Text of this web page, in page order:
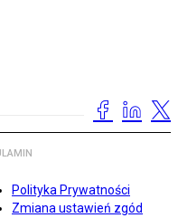
Polityka Prywatności
Zmiana ustawień zgód